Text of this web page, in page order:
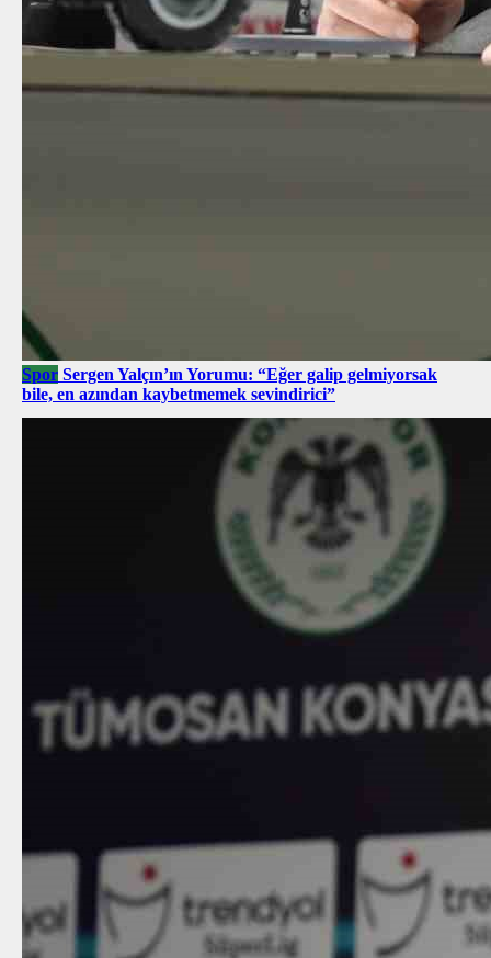
Spor Sergen Yalçın’ın Yorumu: “Eğer galip gelmiyorsak
bile, en azından kaybetmemek sevindirici”